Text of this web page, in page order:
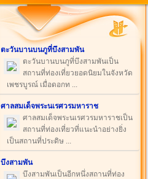
ตะวันบานบนภูที่บึงสามพัน
ตะวันบานบนภูที่บึงสามพันเป็น
สถานที่ท่องเที่ยวยอดนิยมในจังหวัด
เพชรบูรณ์ เมื่อดอกท ...
ศาลสมเด็จพระนเรศวรมหาราช
ศาลสมเด็จพระนเรศวรมหาราชเป็น
สถานที่ท่องเที่ยวที่แนะนำอย่างยิ่ง
เป็นสถานที่ประดิษ ...
บึงสามพัน
บึงสามพันเป็นอีกหนึ่งสถานที่ท่อง